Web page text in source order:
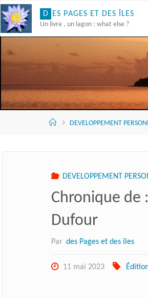
Skip
to
content
D ES PAGES ET DES LES
Un livre , un lagon : what else ?
AccueilDEVELOPPEMENT
DEVELOPPEMENT
Chronique de
Dufour
Par des Pages et des îles
11 mai 2023